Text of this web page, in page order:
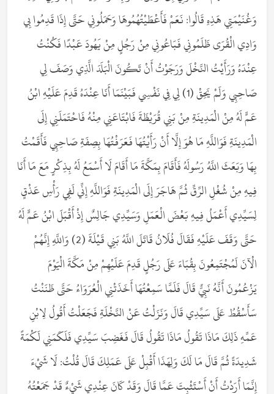
وَغُنَيْمَتِي هَذِهِ قَالُوا: نَعَمْ فَأَعْطَيْتُهُمُوهَا وَحَمَلُونِي حَتَّى إِذَا قَدِمُوا بِي
وَادِي الْقُرَى ظَلَمُونِي فَبَاعُونِي مِنْ رَجُلٍ مِنْ يَهُودَ عَبْدًا فَكُنْتُ
عِنْدَهُ وَرَأَيْتُ النَّخْلَ وَرَجَوْتُ أَنْ تَكُونَ الْبَلَدَ الَّذِي وَصَفَ لِي
صَاحِبِي وَلَمْ يَحِقْ (1) لِي فِي نَفْسِي فَبَيْنَمَا أَنَا عِنْدَهُ قَدِمَ عَلَيْهِ ابْنُ
عَمٍّ لَهُ مِنْ الْمَدِينَةِ مِنْ بَنِي قُرَيْظَةَ فَابْتَاعَنِي مِنْهُ فَاحْتَمَلَنِي إِلَى
الْمَدِينَةِ فَوَاللَّهِ مَا هُوَ إِلَّا أَنْ رَأَيْتُهَا فَعَرَفْتُهَا بِصِفَةِ صَاحِبِي فَأَقَمْتُ
بِهَا وَبَعَثَ اللَّهُ رَسُولَهُ فَأَقَامَ بِمَكَّةَ مَا أَقَامَ لَا أَسْمَعُ لَهُ بِذِكْرٍ مَعَ مَا أَنَا
فِيهِ مِنْ شُغْلِ الرِّقِّ ثُمَّ هَاجَرَ إِلَى الْمَدِينَةِ فَوَاللَّهِ إِنِّي لَفِي رَأْسِ عَذْقٍ
لِسَيِّدِي أَعْمَلُ فِيهِ بَعْضَ الْعَمَلِ وَسَيِّدِي جَالِسٌ إِذْ أَقْبَلَ ابْنُ عَمٍّ لَهُ
حَتَّى وَقَفَ عَلَيْهِ فَقَالَ فُلَانُ قَاتَلَ اللَّهُ بَنِي قَيْلَةَ (2) وَاللَّهِ إِنَّهُمْ
الْآنَ لَمُجْتَمِعُونَ بِقُبَاءَ عَلَى رَجُلٍ قَدِمَ عَلَيْهِمْ مِنْ مَكَّةَ الْيَوْمَ
يَزْعُمُونَ أَنَّهُ نَبِيٌّ قَالَ فَلَمَّا سَمِعْتُهَا أَخَذَتْنِي الْعُرَوَاءُ حَتَّى ظَنَنْتُ
سَأَسْقُطُ عَلَى سَيِّدِي قَالَ وَنَزَلْتُ عَنْ النَّخْلَةِ فَجَعَلْتُ أَقُولُ لِابْنِ
عَمِّهِ ذَلِكَ مَاذَا تَقُولُ مَاذَا تَقُولُ قَالَ فَغَضِبَ سَيِّدِي فَلَكَمَنِي لَكْمَةً
شَدِيدَةً ثُمَّ قَالَ مَا لَكَ وَلِهَذَا أَقْبِلْ عَلَى عَمَلِكَ قَالَ قُلْتُ: لَا شَيْءَ
إِنَّمَا أَرَدْتُ أَنْ أَسْتَثْبِتَ عَمَّا قَالَ وَقَدْ كَانَ عِنْدِي شَيْءٌ قَدْ جَمَعْتُهُ